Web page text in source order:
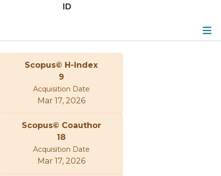
ID
Metrics
Scopus© H-Index
9
Acquisition Date
Mar 17, 2026
Scopus© Coauthor
18
Acquisition Date
Mar 17, 2026